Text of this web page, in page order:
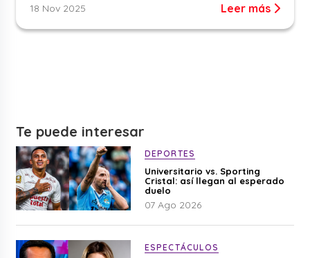
18 Nov 2025 Leer más
Te puede interesar
DEPORTES
Universitario vs. Sporting
Cristal: así llegan al esperado
duelo
07 Ago 2026
ESPECTÁCULOS